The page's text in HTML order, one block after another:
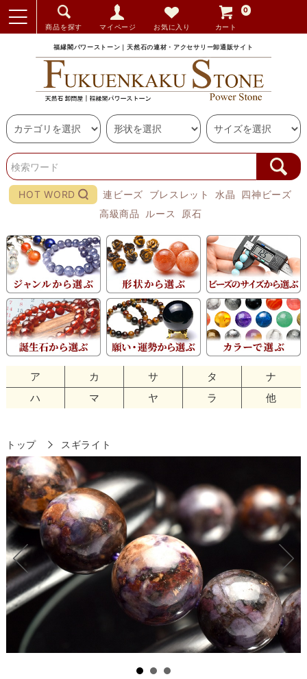
商品を探す マイページ お気に入り カート
0
福縁閣パワーストーン｜天然石の連材・アクセサリー卸通販サイト
HOT WORD 連ビーズ ブレスレット 水晶
四神ビーズ
高級商品
ルース 原石
ア カ サ タ
ナ
ハ
マ ヤ ラ 他
トップ スギライト